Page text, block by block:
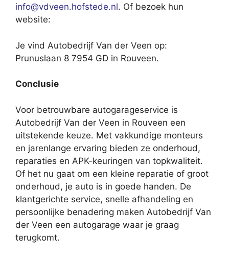
info@vdveen.hofstede.nl. Of bezoek hun
website:
Je vind Autobedrijf Van der Veen op:
Prunuslaan 8 7954 GD in Rouveen.
Conclusie
Voor betrouwbare autogarageservice is
Autobedrijf Van der Veen in Rouveen een
uitstekende keuze. Met vakkundige monteurs
en jarenlange ervaring bieden ze onderhoud,
reparaties en APK-keuringen van topkwaliteit.
Of het nu gaat om een kleine reparatie of groot
onderhoud, je auto is in goede handen. De
klantgerichte service, snelle afhandeling en
persoonlijke benadering maken Autobedrijf Van
der Veen een autogarage waar je graag
terugkomt.